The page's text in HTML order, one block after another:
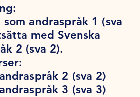
andraspråk 1 (sva
med Svenska
2 (sva 2).
2 (sva 2)
3 (sva 3)